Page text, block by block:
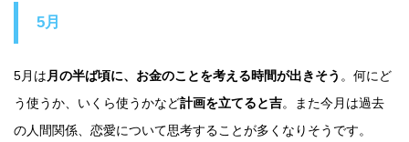
5月
5月は 月の半ば頃に、お金のことを考える時間が出きそう 。何にど
う使うか、いくら使うかなど計画を立てると吉。また今月は過去
の人間関係、恋愛について思考することが多くなりそうです。